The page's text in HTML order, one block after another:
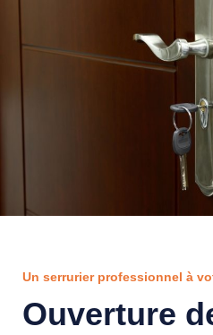
Un serrurier professionnel à
Ouverture